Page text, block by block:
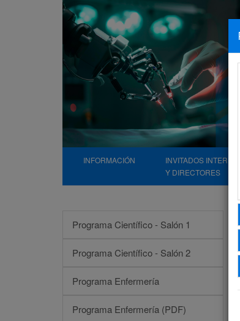
INFORMACIÓN
INVITADOS
Y DIRECTORES
Programa Científico - Salón 1
Programa Científico - Salón 2
Programa Enfermería
Programa Enfermería (PDF)